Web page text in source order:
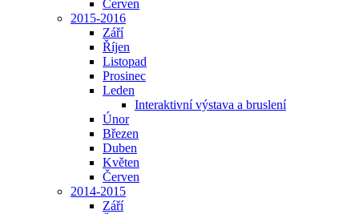
Červen
2015-2016
Září
Říjen
Listopad
Prosinec
Leden
Interaktivní výstava a bruslení
Únor
Březen
Duben
Květen
Červen
2014-2015
Září